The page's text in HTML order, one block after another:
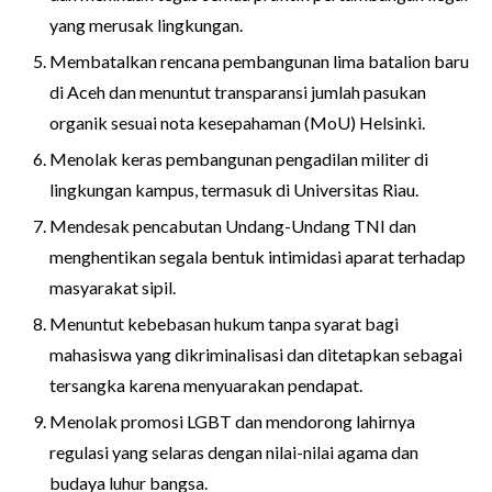
yang merusak lingkungan.
Membatalkan rencana pembangunan lima batalion baru
di Aceh dan menuntut transparansi jumlah pasukan
organik sesuai nota kesepahaman (MoU) Helsinki.
Menolak keras pembangunan pengadilan militer di
lingkungan kampus, termasuk di Universitas Riau.
Mendesak pencabutan Undang-Undang TNI dan
menghentikan segala bentuk intimidasi aparat terhadap
masyarakat sipil.
Menuntut kebebasan hukum tanpa syarat bagi
mahasiswa yang dikriminalisasi dan ditetapkan sebagai
tersangka karena menyuarakan pendapat.
Menolak promosi LGBT dan mendorong lahirnya
regulasi yang selaras dengan nilai-nilai agama dan
budaya luhur bangsa.